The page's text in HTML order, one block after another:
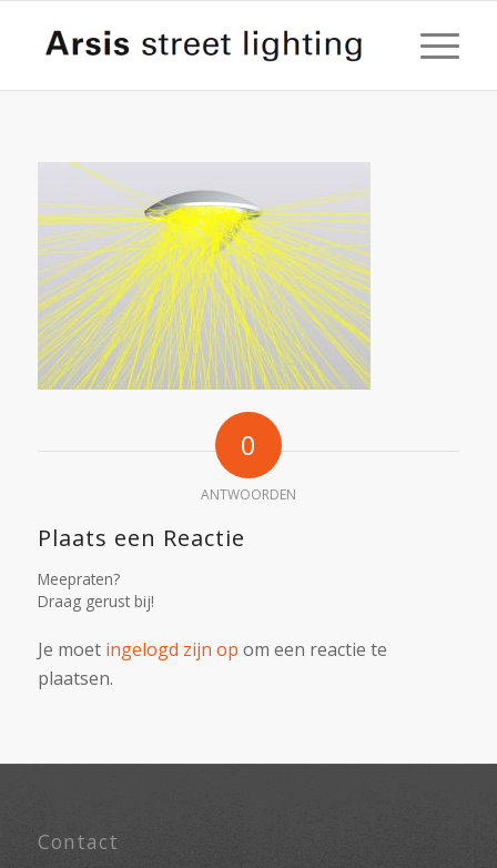
0
ANTWOORDEN
Plaats een Reactie
Meepraten?
Draag gerust bij!
Je moet ingelogd zijn op om een reactie te
plaatsen.
Contact